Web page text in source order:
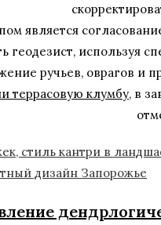
является
геодезист, используя
ручьев, оврагов и
террасовую клумбу, в